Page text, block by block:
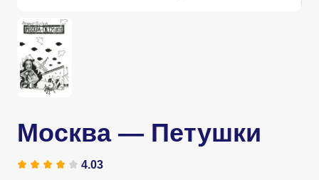
Москва — Петушки
4.03